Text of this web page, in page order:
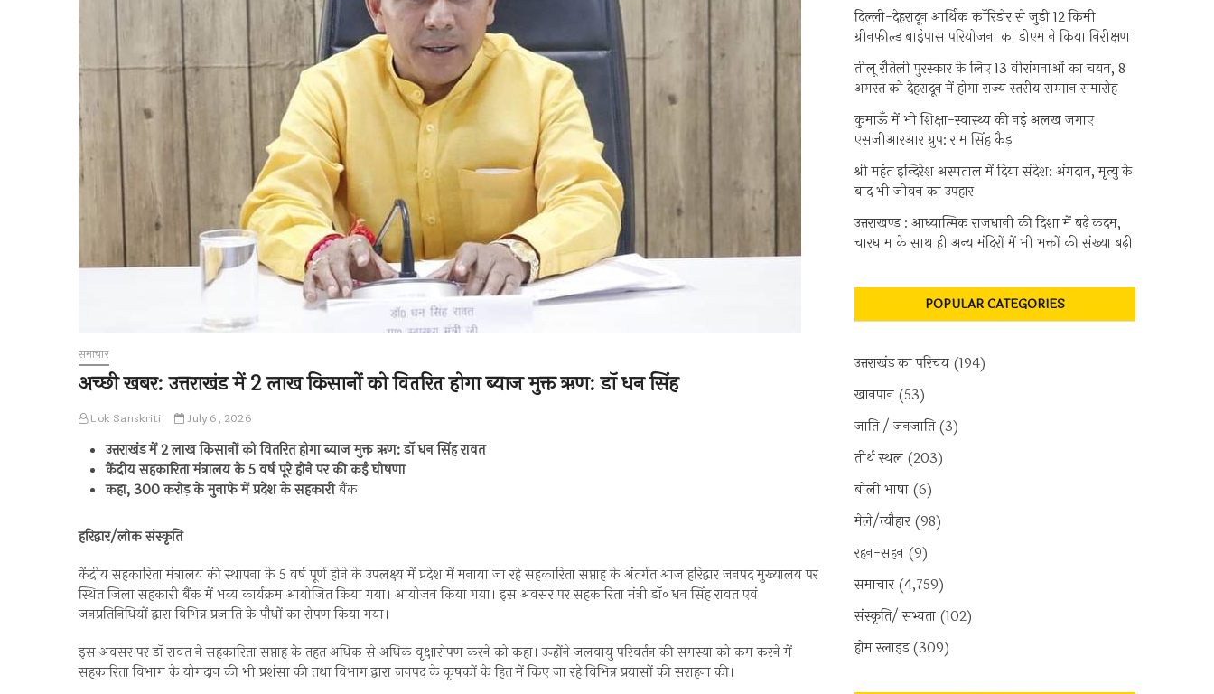
समाचार
अच्छी खबर: उत्तराखंड में 2 लाख किसानों को वितरित होगा ब्याज मुक्त ऋण: डॉ धन सिंह
Lok Sanskriti July 6, 2026
उत्तराखंड में 2 लाख किसानों को वितरित होगा ब्याज मुक्त ऋण: डॉ धन सिंह रावत
केंद्रीय सहकारिता मंत्रालय के 5 वर्ष पूरे होने पर की कई घोषणा
कहा, 300 करोड़ के मुनाफे में प्रदेश के सहकारीबैंक
हरिद्वार/लोक संस्कृति
केंद्रीय सहकारिता मंत्रालय की स्थापना के 5 वर्ष पूर्ण होने के उपलक्ष्य में प्रदेश में मनाया जा रहे सहकारिता सप्ताह के अंतर्गत आज हरिद्वार जनपद मुख्यालय पर
स्थित जिला सहकारी बैंक में भव्य कार्यक्रम आयोजित किया गया। आयोजन किया गया। इस अवसर पर सहकारिता मंत्री डॉ० धन सिंह रावत एवं
जनप्रतिनिधियों द्वारा विभिन्न प्रजाति के पौधों का रोपण किया गया।
इस अवसर पर डॉ रावत ने सहकारिता सप्ताह के तहत अधिक से अधिक वृक्षारोपण करने को कहा। उन्होंने जलवायु परिवर्तन की समस्या को कम करने में
सहकारिता विभाग के योगदान की भी प्रशंसा की तथा विभाग द्वारा जनपद के कृषकों के हित में किए जा रहे विभिन्न प्रयासों की सराहना की।
दिल्ली-देहरादून आर्थिक कॉरिडोर से जुड़ी 12 किमी
ग्रीनफील्ड बाईपास परियोजना का डीएम ने किया निरीक्षण
तीलू रौतेली पुरस्कार के लिए 13 वीरांगनाओं का चयन, 8
अगस्त को देहरादून में होगा राज्य स्तरीय सम्मान समारोह
कुमाऊँ में भी शिक्षा-स्वास्थ्य की नई अलख जगाए
एसजीआरआर ग्रुप: राम सिंह कैड़ा
श्री महंत इन्दिरेश अस्पताल में दिया संदेश: अंगदान, मृत्यु के
बाद भी जीवन का उपहार
उत्तराखण्ड : आध्यात्मिक राजधानी की दिशा में बढ़े कदम,
चारधाम के साथ ही अन्य मंदिरों में भी भक्तों की संख्या बढ़ी
POPULAR CATEGORIES
उत्तराखंड का परिचय (194)
खानपान (53)
जाति / जनजाति(3)
तीर्थ स्थल (203)
बोली भाषा (6)
मेले/त्यौहार(98)
रहन-सहन (9)
समाचार(4,759)
संस्कृति/ सभ्यता (102)
होम स्लाइड(309)